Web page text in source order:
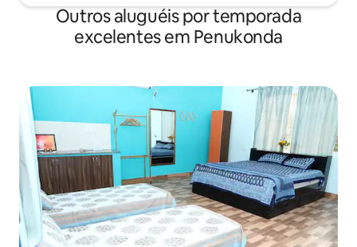
Outros aluguéis por temporada
excelentes em Penukonda